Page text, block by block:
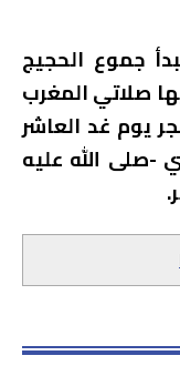
جموع الحجيج
صلاتي المغرب
يوم غد العاشر
-صلى الله عليه